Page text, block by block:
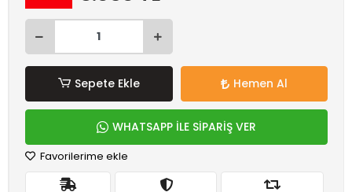
Sepete Ekle Hemen Al
WHATSAPP İLE SİPARİŞ VER
Favorilerime ekle